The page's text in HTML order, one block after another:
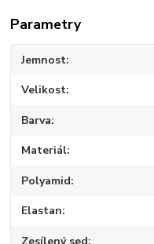
Parametry
Jemnost
Velikost
Barva
Materiál
Polyamid
Elastan